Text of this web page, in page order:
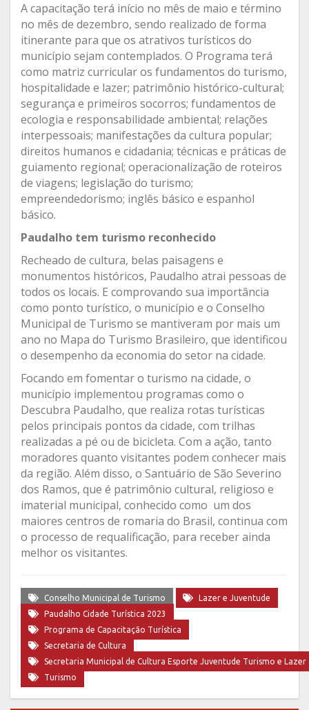
A capacitação terá início no mês de maio e término
no mês de dezembro, sendo realizado de forma
itinerante para que os atrativos turísticos do
município sejam contemplados. O Programa terá
como matriz curricular os fundamentos do turismo,
hospitalidade e lazer; patrimônio histórico-cultural;
segurança e primeiros socorros; fundamentos de
ecologia e responsabilidade ambiental; relações
interpessoais; manifestações da cultura popular;
direitos humanos e cidadania; técnicas e práticas de
guiamento regional; operacionalização de roteiros
de viagens; legislação do turismo;
empreendedorismo; inglês básico e espanhol
básico.
Paudalho tem turismo reconhecido
Recheado de cultura, belas paisagens e
monumentos históricos, Paudalho atrai pessoas de
todos os locais. E comprovando sua importância
como ponto turístico, o município e o Conselho
Municipal de Turismo se mantiveram por mais um
ano no Mapa do Turismo Brasileiro, que identificou
o desempenho da economia do setor na cidade.
Focando em fomentar o turismo na cidade, o
município implementou programas como o
Descubra Paudalho, que realiza rotas turísticas
pelos principais pontos da cidade, com trilhas
realizadas a pé ou de bicicleta. Com a ação, tanto
moradores quanto visitantes podem conhecer mais
da região. Além disso, o Santuário de São Severino
dos Ramos, que é patrimônio cultural, religioso e
imaterial municipal, conhecido como um dos
maiores centros de romaria do Brasil, continua com
o processo de requalificação, para receber ainda
melhor os visitantes.
Conselho Municipal de Turismo
Lazer e Juventude
Paudalho Cidade Turística 2023
Programa de Capacitação Turística
Secretaria de Cultura
Secretaria Municipal de Cultura Esporte Juventude Turismo e Lazer
Turismo